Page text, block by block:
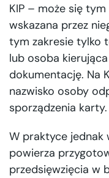
KIP – może się
wskazana przez
tym zakresie tylko
lub osoba
dokumentację. Na
nazwisko osoby
sporządzenia karty.
W praktyce jednak
powierza
przedsięwzięcia w